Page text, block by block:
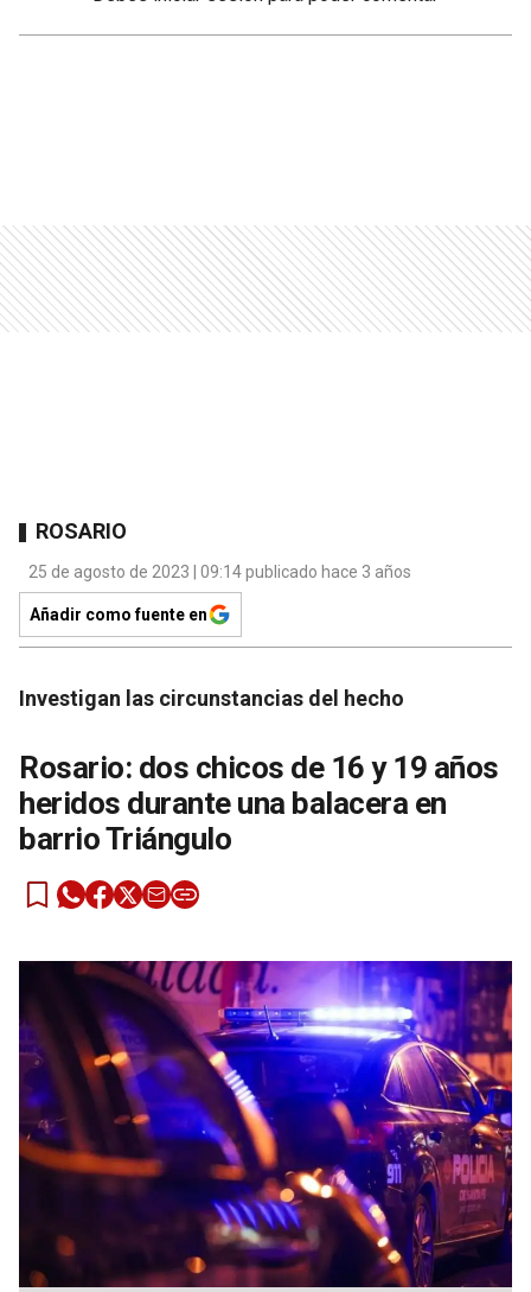
ROSARIO
25 de agosto de 2023 | 09:14 publicado hace 3 años
Añadir como fuente en
Investigan las circunstancias del hecho
Rosario: dos chicos de 16 y 19 años
heridos durante una balacera en
barrio Triángulo